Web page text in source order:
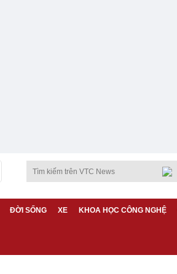
ĐỜI SỐNG XE KHOA HỌC CÔNG NGHỆ